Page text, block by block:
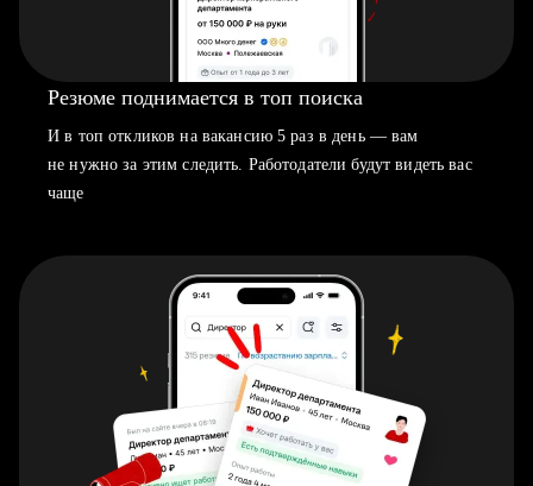
Резюме поднимается в топ поиска
И в топ откликов на вакансию 5 раз в день — вам
не нужно за этим следить. Работодатели будут видеть вас
чаще